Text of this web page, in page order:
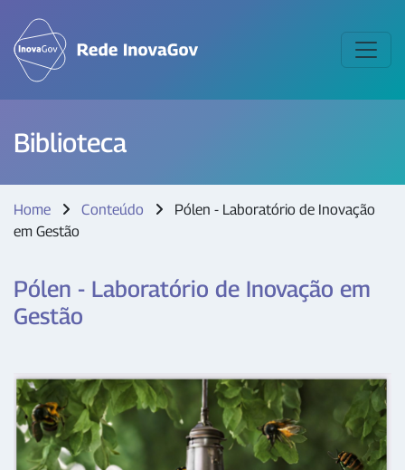
Biblioteca
Home Conteúdo
Pólen - Laboratório de Inovação
em Gestão
Pólen - Laboratório de Inovação em
Gestão